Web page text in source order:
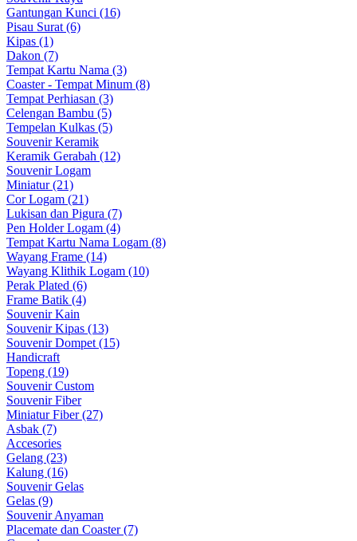
Gantungan Kunci (16)
Pisau Surat (6)
Kipas (1)
Dakon (7)
Tempat Kartu Nama (3)
Coaster - Tempat Minum (8)
Tempat Perhiasan (3)
Celengan Bambu (5)
Tempelan Kulkas (5)
Souvenir Keramik
Keramik Gerabah (12)
Souvenir Logam
Miniatur (21)
Cor Logam (21)
Lukisan dan Pigura (7)
Pen Holder Logam (4)
Tempat Kartu Nama Logam (8)
Wayang Frame (14)
Wayang Klithik Logam (10)
Perak Plated (6)
Frame Batik (4)
Souvenir Kain
Souvenir Kipas (13)
Souvenir Dompet (15)
Handicraft
Topeng (19)
Souvenir Custom
Souvenir Fiber
Miniatur Fiber (27)
Asbak (7)
Accesories
Gelang (23)
Kalung (16)
Souvenir Gelas
Gelas (9)
Souvenir Anyaman
Placemate dan Coaster (7)